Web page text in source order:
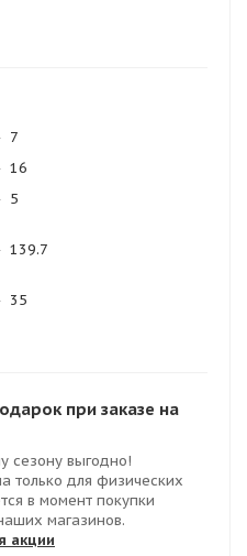
7
16
5
139.7
35
при заказе на
сезону выгодно!
только для физических
в момент покупки
магазинов.
акции